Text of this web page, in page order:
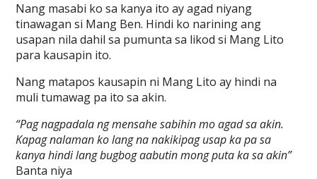
Nang masabi ko sa kanya ito ay agad niyang
tinawagan si Mang Ben. Hindi ko narining ang
usapan nila dahil sa pumunta sa likod si Mang Lito
para kausapin ito.
Nang matapos kausapin ni Mang Lito ay hindi na
muli tumawag pa ito sa akin.
“Pag nagpadala ng mensahe sabihin mo agad sa akin.
Kapag nalaman ko lang na nakikipag usap ka pa sa
kanya hindi lang bugbog aabutin mong puta ka sa akin”
Banta niya